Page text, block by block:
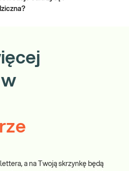
a na Twoją skrzynkę będą